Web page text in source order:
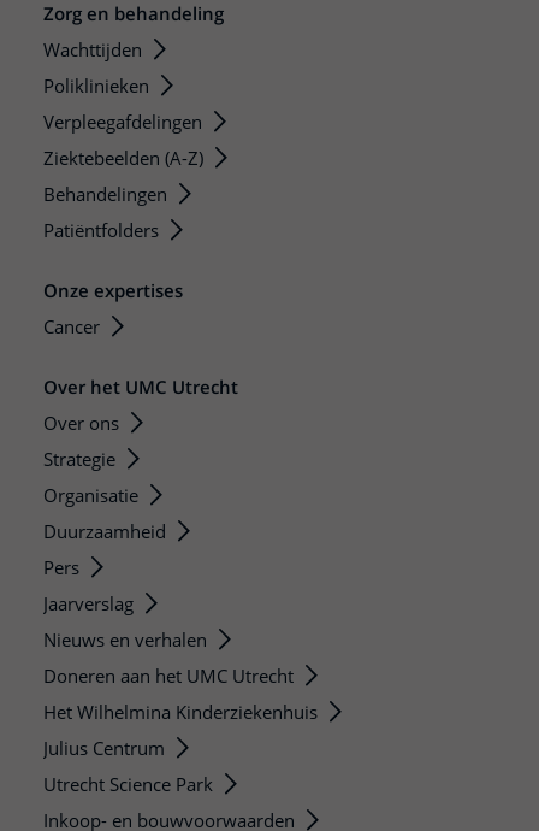
Zorg en behandeling
Wachttijden
Poliklinieken
Verpleegafdelingen
Ziektebeelden (A-Z)
Behandelingen
Patiëntfolders
Onze expertises
Cancer
Over het UMC Utrecht
Over ons
Strategie
Organisatie
Duurzaamheid
Pers
Jaarverslag
Nieuws en verhalen
Doneren aan het UMC Utrecht
Het Wilhelmina Kinderziekenhuis
Julius Centrum
Utrecht Science Park
Inkoop- en bouwvoorwaarden